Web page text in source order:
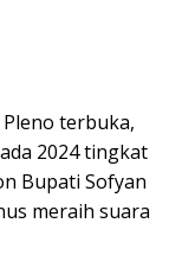
terbuka,
2024 tingkat
Bupati Sofyan
meraih suara